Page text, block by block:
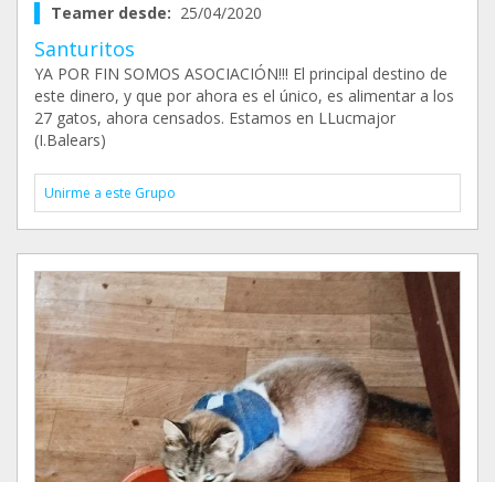
Teamer desde: 25/04/2020
Santuritos
YA POR FIN SOMOS ASOCIACIÓN!!! El principal destino de
este dinero, y que por ahora es el único, es alimentar a los
27 gatos, ahora censados. Estamos en LLucmajor
(I.Balears)
Unirme a este Grupo